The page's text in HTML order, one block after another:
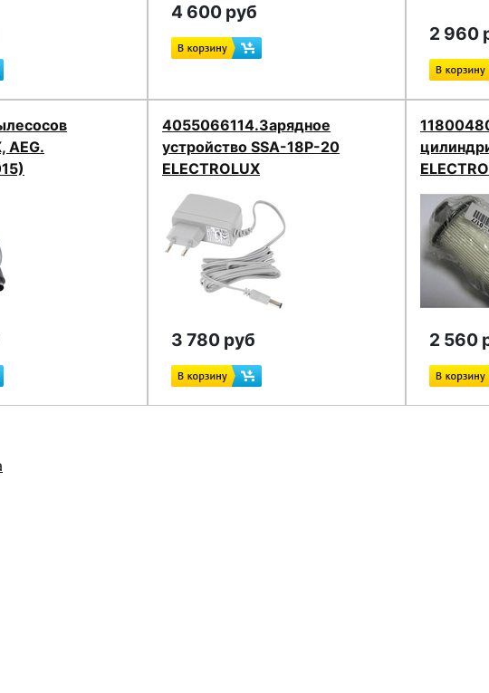
4 600 руб
2 960
AEG.
4055066114.Зарядное
устройство SSA-18P-20
ELECTROLUX
3 780 руб 2 560